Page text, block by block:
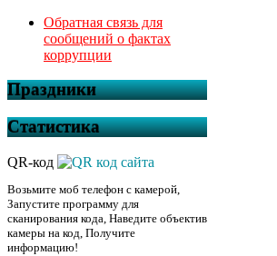
Обратная связь для
сообщений о фактах
коррупции
Праздники
Статистика
QR-код
Возьмите моб телефон с камерой,
Запустите программу для
сканирования кода, Наведите объектив
камеры на код, Получите
информацию!